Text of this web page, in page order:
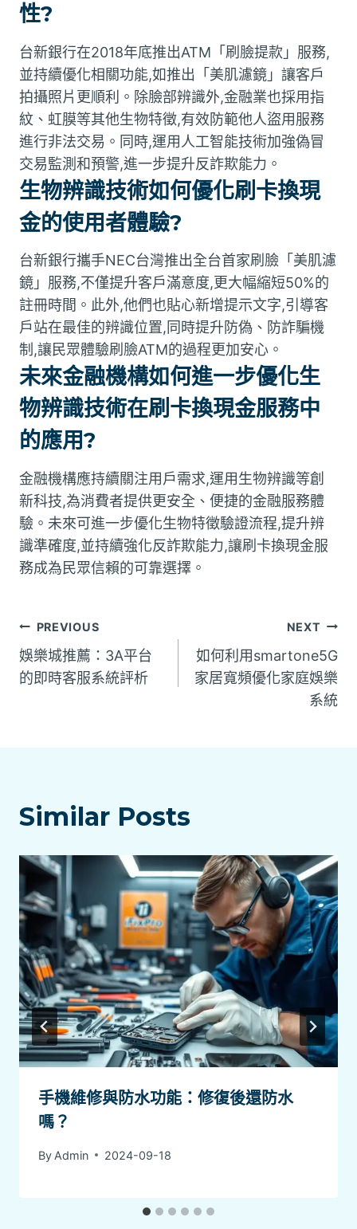
性?
台新銀行在2018年底推出ATM「刷臉提款」服務,
並持續優化相關功能,如推出「美肌濾鏡」讓客戶
拍攝照片更順利。除臉部辨識外,金融業也採用指
紋、虹膜等其他生物特徵,有效防範他人盜用服務
進行非法交易。同時,運用人工智能技術加強偽冒
交易監測和預警,進一步提升反詐欺能力。
生物辨識技術如何優化刷卡換現
金的使用者體驗?
台新銀行攜手NEC台灣推出全台首家刷臉「美肌濾
鏡」服務,不僅提升客戶滿意度,更大幅縮短50%的
註冊時間。此外,他們也貼心新增提示文字,引導客
戶站在最佳的辨識位置,同時提升防偽、防詐騙機
制,讓民眾體驗刷臉ATM的過程更加安心。
未來金融機構如何進一步優化生
物辨識技術在刷卡換現金服務中
的應用?
金融機構應持續關注用戶需求,運用生物辨識等創
新科技,為消費者提供更安全、便捷的金融服務體
驗。未來可進一步優化生物特徵驗證流程,提升辨
識準確度,並持續強化反詐欺能力,讓刷卡換現金服
務成為民眾信賴的可靠選擇。
文
章
PREVIOUS
娛樂城推薦：3A平台
的即時客服系統評析
NEXT
如何利用smartone5G
家居寬頻優化家庭娛樂
系統
Similar Posts
手機維修與防水功能：修復後還防水
嗎？
By Admin 2024-09-18